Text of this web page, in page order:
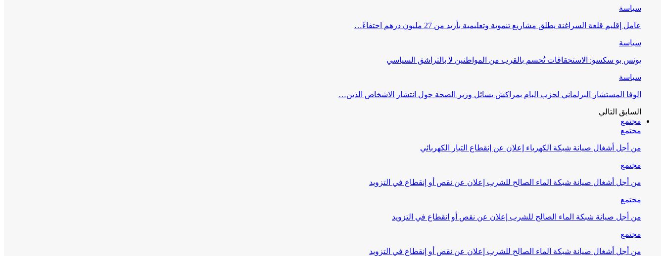
سياسة
عامل إقليم قلعة السراغنة يطلق مشاريع تنموية وتعليمية بأزيد من 27 مليون درهم احتفاءً…
سياسة
يونس بو سكسو: الاستحقاقات تُحسم بالقرب من المواطنين لا بالتراشق السياسي
سياسة
الوفا المستشار البرلماني لحزب البام بمراكش يسائل وزير الصحة حول انتشار الاشخاص الذين…
السابق التالي
مجتمع
مجتمع
من أجل أشغال صيانة شبكة الكهرباء إعلان عن إنقطاع التيار الكهربائي
مجتمع
من أجل أشغال صيانة شبكة الماء الصالح للشرب إعلان عن نقص أو إنقطاع في التزويد
مجتمع
من أجل صيانة شبكة الماء الصالح للشرب إعلان عن نقص أو انقطاع في التزويد
مجتمع
من أجل أشغال صيانة شبكة الماء الصالح للشرب إعلان عن نقص أو إنقطاع في التزويد